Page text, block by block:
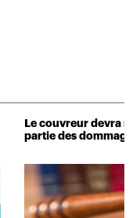
Le couvreur devra
partie des dommages